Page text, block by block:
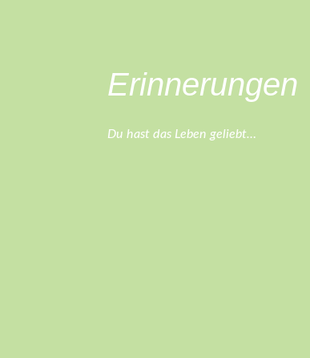
Erinnerungen
Du hast das Leben geliebt…